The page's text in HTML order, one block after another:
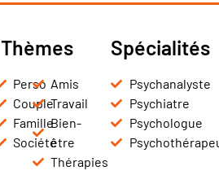
Thèmes
Perso
Couple
Famille
Société
Amis
Travail
Bien-
être
Thérapies
Spécialités
Psychanalyste
Psychiatre
Psychologue